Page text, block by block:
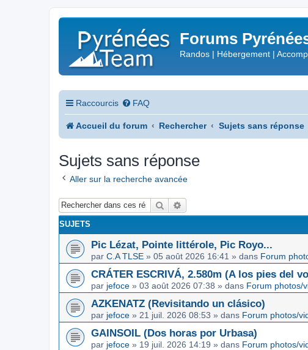
Forums
Randos | Hébergement |
Raccourcis FAQ
Accueil du forum Rechercher Sujets sans réponse
Sujets sans réponse
Aller sur la recherche avancée
Rechercher
SUJETS
Pic Lézat, Pointe littérole, Pic Royo...
par C.A TLSE » 05 août 2026 16:41 » dans Forum
CRÁTER ESCRIVÁ, 2.580m (A los pies del
par jefoce » 03 août 2026 07:38 » dans Forum photos/
AZKENATZ (Revisitando un clásico)
par jefoce » 21 juil. 2026 08:53 » dans Forum photos/
GAINSOIL (Dos horas por Urbasa)
par jefoce » 19 juil. 2026 14:19 » dans Forum photos/